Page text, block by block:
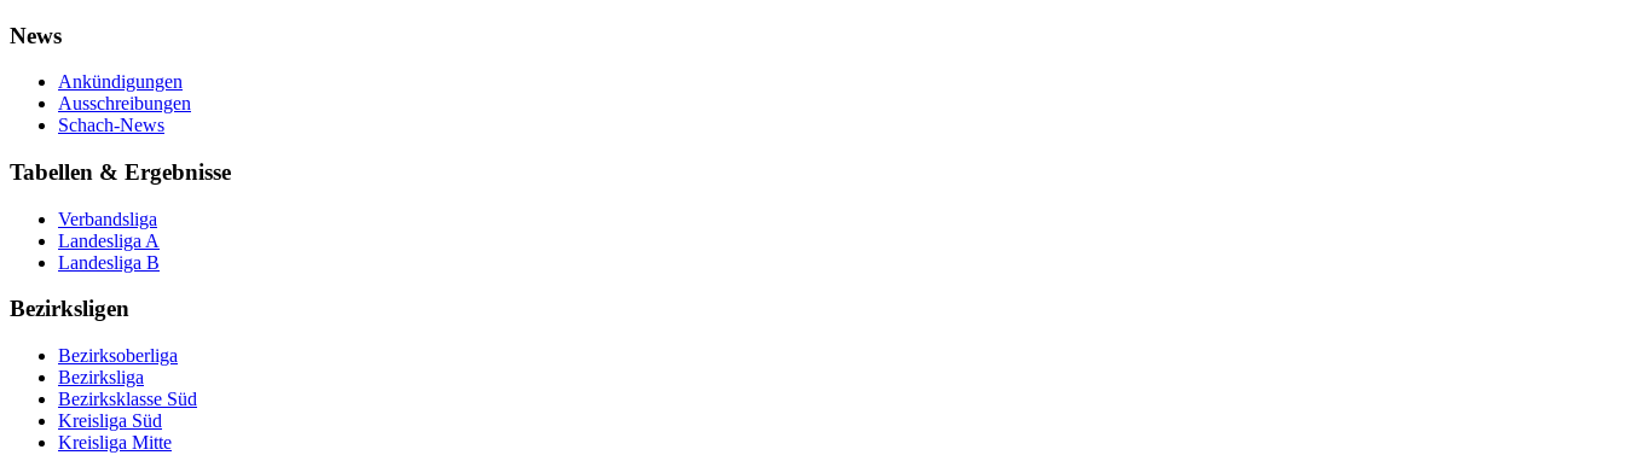
News
Ankündigungen
Ausschreibungen
Schach-News
Tabellen & Ergebnisse
Verbandsliga
Landesliga A
Landesliga B
Bezirksligen
Bezirksoberliga
Bezirksliga
Bezirksklasse Süd
Kreisliga Süd
Kreisliga Mitte